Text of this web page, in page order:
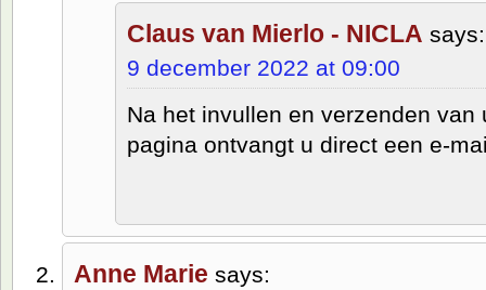
Claus van Mierlo - NICLA says:
9 december 2022 at 09:00
Na het invullen en verzenden
pagina ontvangt u direct een e-
Anne Marie says: